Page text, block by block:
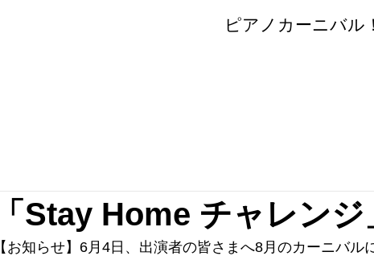
ピアノカーニバル！
「Stay Home チャレン
【お知らせ】6月4日、出演者の皆さまへ8月のカーニバ